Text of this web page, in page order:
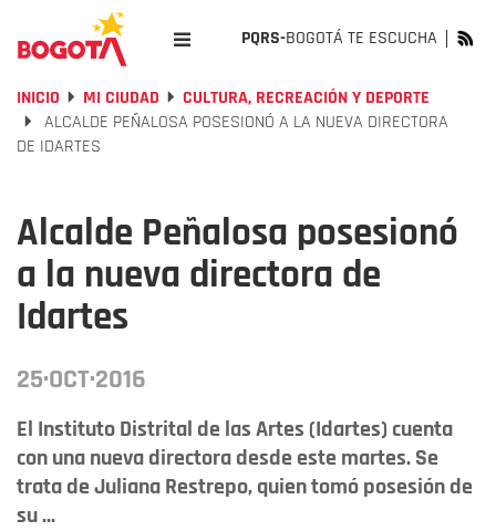
PQRS-BOGOTÁ TE ESCUCHA
INICIO MI CIUDAD
CULTURA, RECREACIÓN Y DEPORTE
ALCALDE PEÑALOSA POSESIONÓ A LA NUEVA DIRECTORA
DE IDARTES
Alcalde Peñalosa posesionó
a la nueva directora de
Idartes
25·OCT·2016
El Instituto Distrital de las Artes (Idartes) cuenta
con una nueva directora desde este martes. Se
trata de Juliana Restrepo, quien tomó posesión de
su ...